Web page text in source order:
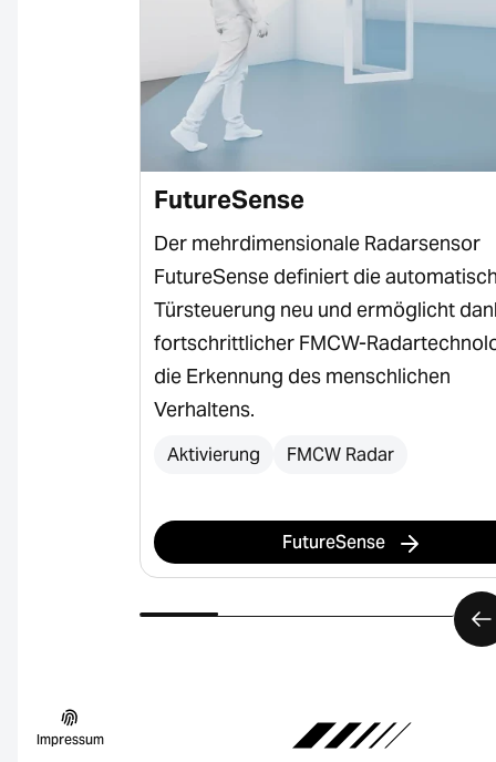
Impressum
FutureSense
Der mehrdimensionale Radarsensor
FutureSense definiert die
Türsteuerung neu und ermöglicht
fortschrittlicher FMCW-
die Erkennung des menschlichen
Verhaltens.
Aktivierung FMCW Radar
FutureSense